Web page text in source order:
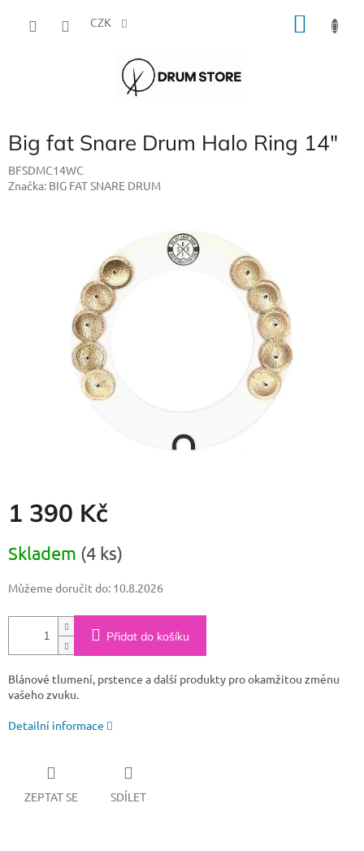
CZK
Big fat Snare Drum Halo Ring 14"
BFSDMC14WC
Značka: BIG FAT SNARE DRUM
1 390 Kč
cena:
Skladem (4 ks)
Můžeme doručit do: 10.8.2026
Přidat do košíku
Blánové tlumení, prstence a další produkty pro okamžitou změnu
vašeho zvuku.
Detailní informace
ZEPTAT SE SDÍLET